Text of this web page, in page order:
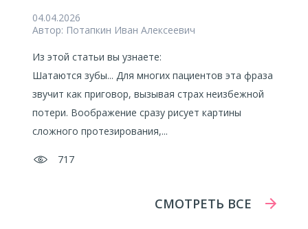
04.04.2026
Автор: Потапкин Иван Алексеевич
Из этой статьи вы узнаете:
Шатаются зубы... Для многих пациентов эта фраза
звучит как приговор, вызывая страх неизбежной
потери. Воображение сразу рисует картины
сложного протезирования,...
717
СМОТРЕТЬ ВСЕ